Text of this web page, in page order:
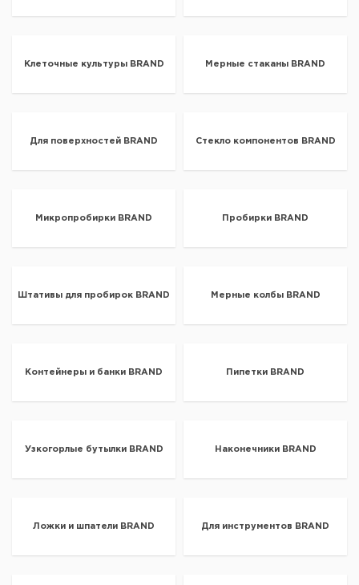
Клеточные культуры BRAND Мерные стаканы BRAND
Для поверхностей BRAND Стекло компонентов BRAND
Микропробирки BRAND Пробирки BRAND
Штативы для пробирок BRAND Мерные колбы BRAND
Контейнеры и банки BRAND Пипетки BRAND
Узкогорлые бутылки BRAND Наконечники BRAND
Ложки и шпатели BRAND Для инструментов BRAND